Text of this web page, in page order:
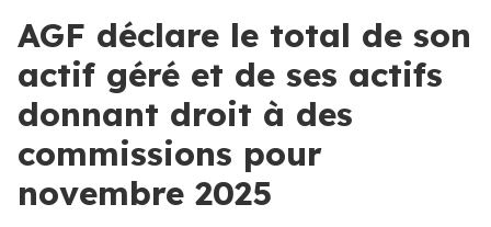
AGF déclare le total de son
actif géré et de ses actifs
donnant droit à des
commissions pour
novembre 2025